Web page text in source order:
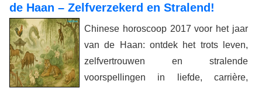
de Haan – Zelfverzekerd en Stralend!
Chinese horoscoop 2017 voor het jaar
van de Haan: ontdek het trots leven,
zelfvertrouwen en stralende
voorspellingen in liefde, carrière,